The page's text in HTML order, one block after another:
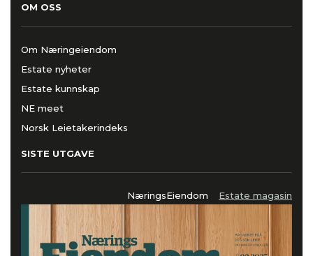
OM OSS
Om Næringeiendom
Estate nyheter
Estate kunnskap
NE meet
Norsk Leietakerindeks
SISTE UTGAVE
NæringsEiendom Estate magasin